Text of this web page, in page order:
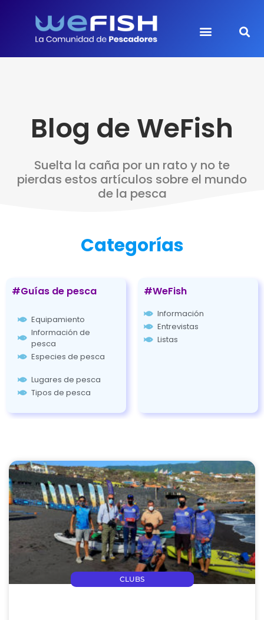
Blog de WeFish
Suelta la caña por un rato y no te
pierdas estos artículos sobre el mundo
de la pesca
Categorías
#Guías de pesca
Equipamiento
Información de
pesca
Especies de pesca
Lugares de pesca
Tipos de pesca
#WeFish
Información
Entrevistas
Listas
CLUBS